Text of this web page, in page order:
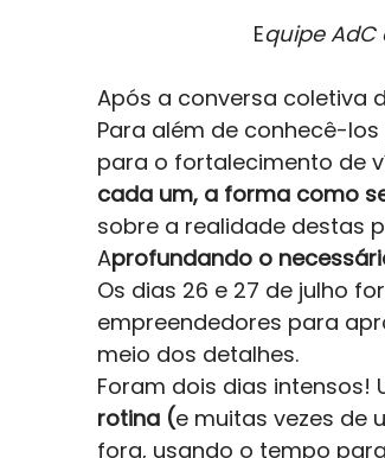
Equipe
Após a conversa coletiva
Para além de conhecê-
para o fortalecimento de
cada um, a forma como
sobre a realidade destas
Aprofundando o
Os dias 26 e 27 de julho
empreendedores para
meio dos detalhes.
Foram dois dias intensos!
rotina (e muitas vezes de
fora, usando o tempo